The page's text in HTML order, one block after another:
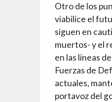
Otro de los
viabilice el
siguen en
muertos- y el
en las líneas
Fuerzas de
actuales,
portavoz del